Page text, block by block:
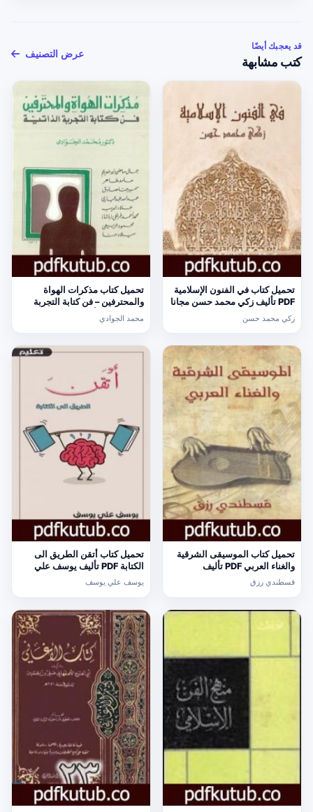
قد يعجبك أيضًا
كتب مشابهة
عرض التصنيف
تحميل كتاب في الفنون الإسلامية
PDF تأليف زكي محمد حسن مجانا
[كامل]
زكي محمد حسن
تحميل كتاب مذكرات الهواة
والمحترفين – فن كتابة التجربة
مجانا [كامل]
محمد الجوادي
تحميل كتاب الموسيقى الشرقية
والغناء العربي PDF تأليف
قسطندي رزق مجانا [كامل]
قسطندي رزق
تحميل كتاب أتقن الطريق الى
الكتابة PDF تأليف يوسف علي
يوسف مجانا [كامل]
يوسف علي يوسف